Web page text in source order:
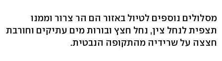
מסלולים נוספים לטיול באזור הם הר צרור וממנו
תצפית לנחל צין, נחל חצץ ובורות מים עתיקים וחורבת
חצצה על שרידיה מהתקופה הנבטית.